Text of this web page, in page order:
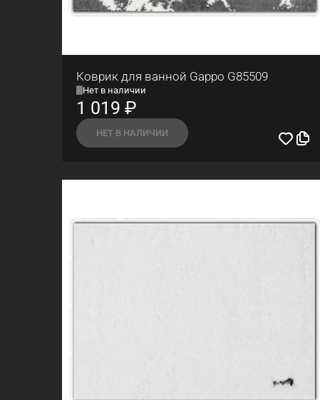
Коврик для ванной Gappo G85509
Нет в наличии
1 019 ₽
НЕТ В НАЛИЧИИ